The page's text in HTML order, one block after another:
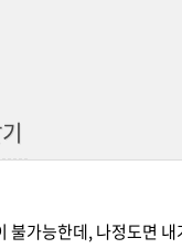
가능한데, 나정도면